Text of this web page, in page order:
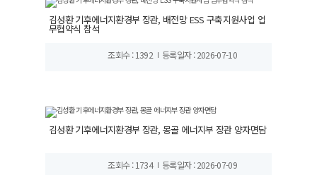
김성환 기후에너지환경부 장관, 배전망 ESS 구축지원사업 업
무협약식 참석
조회수 : 1392 등록일자 : 2026-07-10
김성환 기후에너지환경부 장관, 몽골 에너지부 장관 양자면담
조회수 : 1734 등록일자 : 2026-07-09